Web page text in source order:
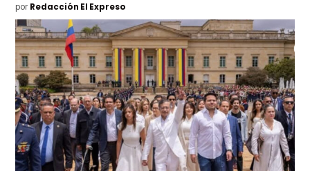
por Redacción El Expreso